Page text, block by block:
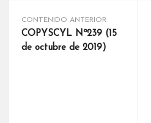
CONTENIDO ANTERIOR
COPYSCYL Nº239 (15
de octubre de 2019)